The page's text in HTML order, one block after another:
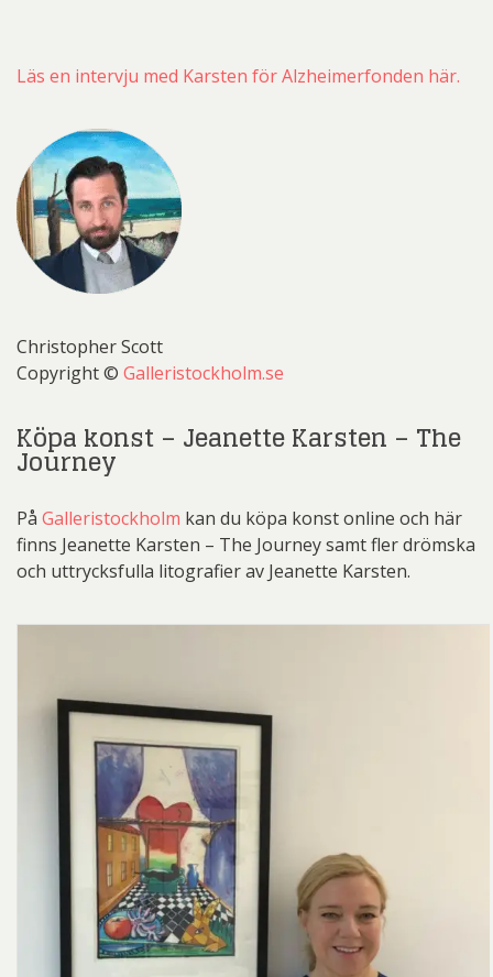
Läs en intervju med Karsten för Alzheimerfonden här.
Christopher Scott
Copyright © Galleristockholm.se
Köpa konst – Jeanette Karsten – The
Journey
På Galleristockholm kan du köpa konst online och här
finns Jeanette Karsten – The Journey samt fler drömska
och uttrycksfulla litografier av Jeanette Karsten.